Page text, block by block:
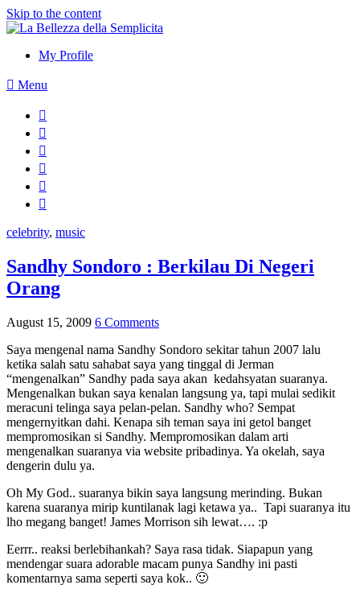
Skip to the content
My Profile
Menu
celebrity, music
Sandhy Sondoro : Berkilau Di Negeri
Orang
August 15, 2009 6 Comments
Saya mengenal nama Sandhy Sondoro sekitar tahun 2007 lalu
ketika salah satu sahabat saya yang tinggal di Jerman
“mengenalkan” Sandhy pada saya akan kedahsyatan suaranya.
Mengenalkan bukan saya kenalan langsung ya, tapi mulai sedikit
meracuni telinga saya pelan-pelan. Sandhy who? Sempat
mengernyitkan dahi. Kenapa sih teman saya ini getol banget
mempromosikan si Sandhy. Mempromosikan dalam arti
mengenalkan suaranya via website pribadinya. Ya okelah, saya
dengerin dulu ya.
Oh My God.. suaranya bikin saya langsung merinding. Bukan
karena suaranya mirip kuntilanak lagi ketawa ya.. Tapi suaranya itu
lho megang banget! James Morrison sih lewat…. :p
Eerrr.. reaksi berlebihankah? Saya rasa tidak. Siapapun yang
mendengar suara adorable macam punya Sandhy ini pasti
komentarnya sama seperti saya kok.. 🙂